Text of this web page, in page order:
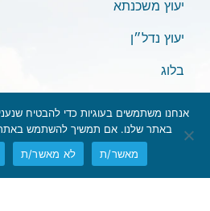
יעוץ משכנתא
יעוץ נדל״ן
בלוג
אנחנו משתמשים בעוגיות כדי להבטיח
באתר שלנו. אם תמשיך להשתמש
מאשר/ת
לא מאשר/ת